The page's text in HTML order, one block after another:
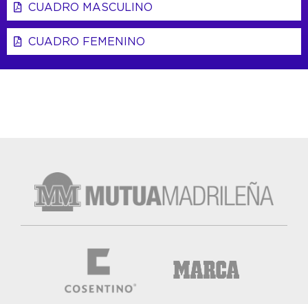
CUADRO MASCULINO
CUADRO FEMENINO